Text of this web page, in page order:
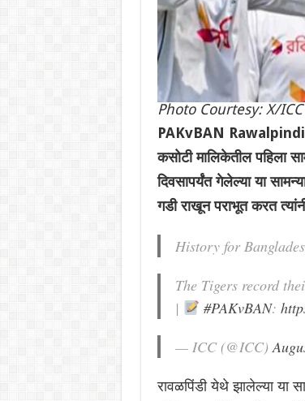
Photo Courtesy: X/ICC
PAKvBAN Rawalpindi
कसोटी मालिकेतील पहिला
दिवसापर्यंत गेलेल्या या
गडी राखून पराभूत करत
History for
The Tigers record
|
#PAKvBAN:
— ICC (@ICC)
रावळपिंडी येथे झालेल्या या